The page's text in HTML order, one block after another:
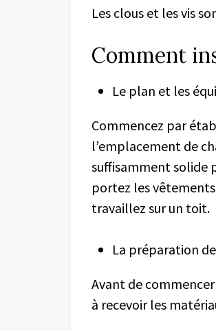
Les clous et les vis
Comment
Le plan et les
Commencez par
l’emplacement de
suffisamment solide
portez les
travaillez sur un toit.
La préparation
Avant de
à recevoir les